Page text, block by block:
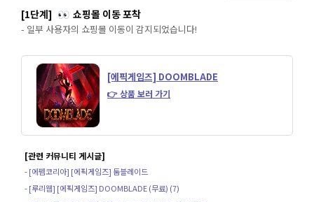
[1단계] 👀 쇼핑몰 이동 포착
- 일부 사용자의 쇼핑몰 이동이 감지되었습니다!
[에픽게임즈] DOOMBLADE
👉 상품 보러 가기
[관련 커뮤니티 게시글]
- [에펨코리아] [에픽게임즈] 둠블레이드
- [루리웹] [에픽게임즈] DOOMBLADE (무료) (7)